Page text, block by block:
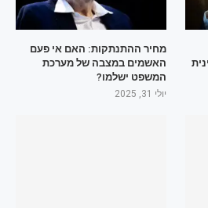
מחיר ההתנתקות: האם אי פעם
האשמים במצבה של מערכת
המשפט ישלמו?
יולי 31, 2025